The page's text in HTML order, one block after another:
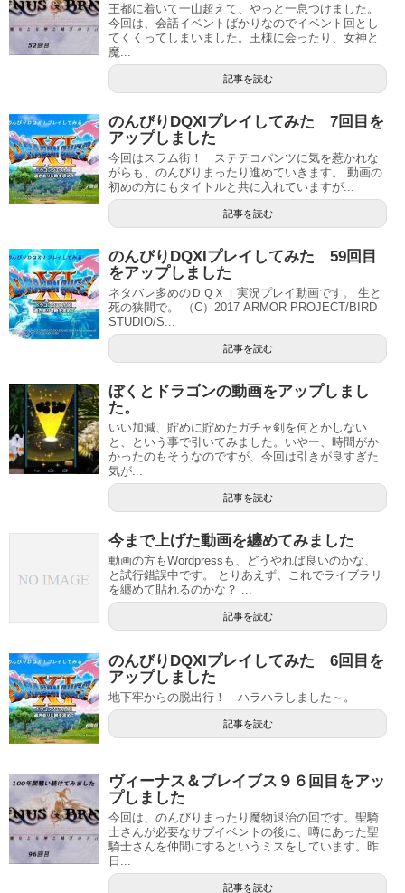
王都に着いて一山超えて、やっと一息つけました。
今回は、会話イベントばかりなのでイベント回とし
てくくってしまいました。王様に会ったり、女神と
魔...
記事を読む
のんびりDQXIプレイしてみた 7回目を
アップしました
今回はスラム街！ ステテコパンツに気を惹かれな
がらも、のんびりまったり進めていきます。 動画の
初めの方にもタイトルと共に入れていますが...
記事を読む
のんびりDQXIプレイしてみた 59回目
をアップしました
ネタバレ多めのＤＱＸＩ実況プレイ動画です。 生と
死の狭間で。 （C）2017 ARMOR PROJECT/BIRD
STUDIO/S...
記事を読む
ぼくとドラゴンの動画をアップしまし
た。
いい加減、貯めに貯めたガチャ剣を何とかしない
と、という事で引いてみました。いやー、時間がか
かったのもそうなのですが、今回は引きが良すぎた
気が...
記事を読む
今まで上げた動画を纏めてみました
動画の方もWordpressも、どうやれば良いのかな、
と試行錯誤中です。 とりあえず、これでライブラリ
を纏めて貼れるのかな？ ...
記事を読む
のんびりDQXIプレイしてみた 6回目を
アップしました
地下牢からの脱出行！ ハラハラしました～。
記事を読む
ヴィーナス＆ブレイブス９６回目をアッ
プしました
今回は、のんびりまったり魔物退治の回です。聖騎
士さんが必要なサブイベントの後に、噂にあった聖
騎士さんを仲間にするというミスをしています。昨
日...
記事を読む